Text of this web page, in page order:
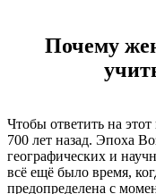
Почему
Чтобы ответить на
700 лет назад. Эпоха
географических и
всё ещё было время,
предопределена с